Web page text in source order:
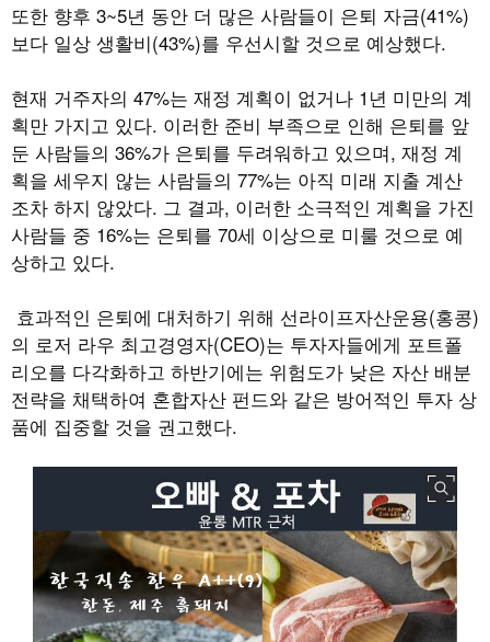
또한 향후 3~5년 동안 더 많은 사람들이 은퇴 자금(41%)
보다 일상 생활비(43%)를 우선시할 것으로 예상했다.
현재 거주자의 47%는 재정 계획이 없거나 1년 미만의 계
획만 가지고 있다. 이러한 준비 부족으로 인해 은퇴를 앞
둔 사람들의 36%가 은퇴를 두려워하고 있으며, 재정 계
획을 세우지 않는 사람들의 77%는 아직 미래 지출 계산
조차 하지 않았다. 그 결과, 이러한 소극적인 계획을 가진
사람들 중 16%는 은퇴를 70세 이상으로 미룰 것으로 예
상하고 있다.
효과적인 은퇴에 대처하기 위해 선라이프자산운용(홍콩)
의 로저 라우 최고경영자(CEO)는 투자자들에게 포트폴
리오를 다각화하고 하반기에는 위험도가 낮은 자산 배분
전략을 채택하여 혼합자산 펀드와 같은 방어적인 투자 상
품에 집중할 것을 권고했다.